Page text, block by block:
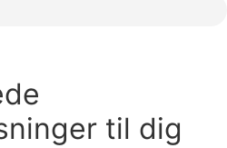
til dig